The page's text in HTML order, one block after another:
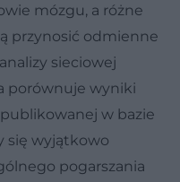
mózgu, a różne
przynosić odmienne
sieciowej
porównuje wyniki
w bazie
się wyjątkowo
pogarszania